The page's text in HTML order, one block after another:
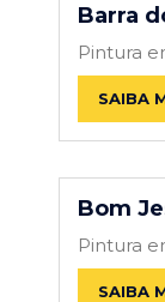
Barra
Pintura
SAIBA
Bom
Pintura
SAIBA